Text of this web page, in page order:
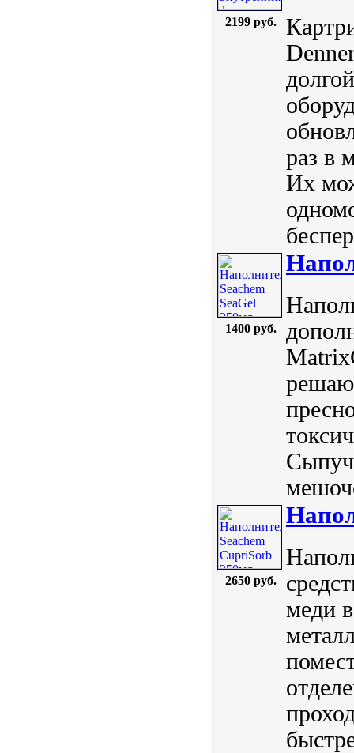
2199 руб.
раз в
Их
1400 руб.
2650 руб.
меди